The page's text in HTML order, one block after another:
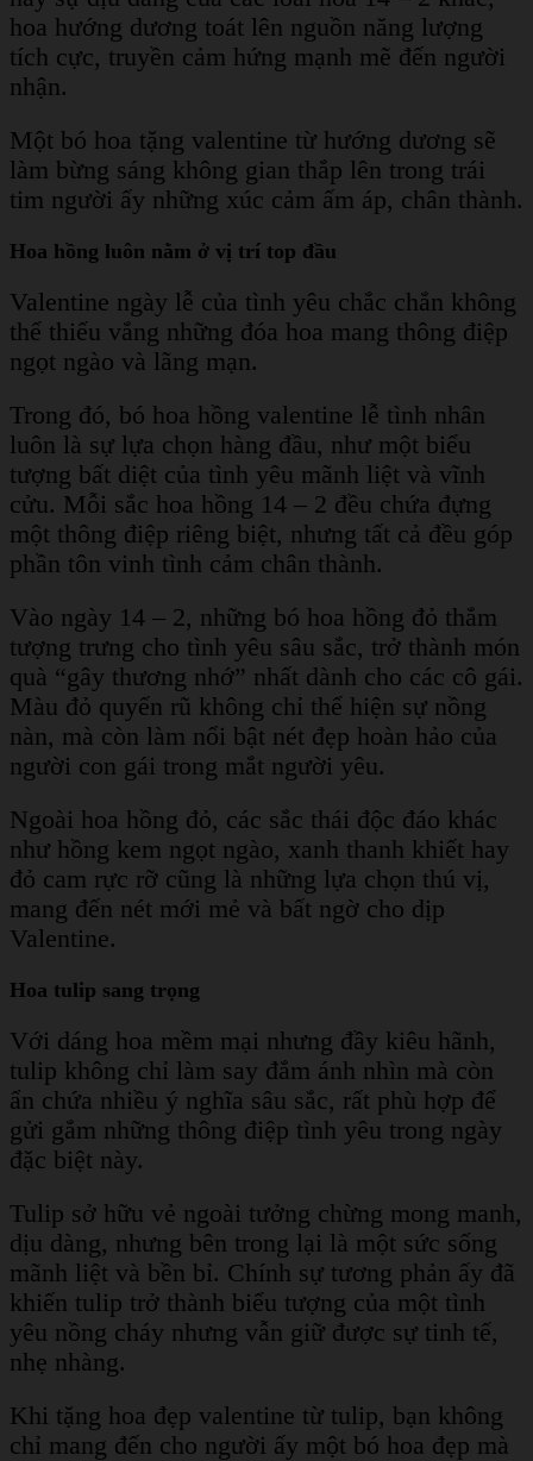
hoa hướng dương toát lên nguồn năng lượng
tích cực, truyền cảm hứng mạnh mẽ đến người
nhận.
Một bó hoa tặng valentine từ hướng dương sẽ
làm bừng sáng không gian thắp lên trong trái
tim người ấy những xúc cảm ấm áp, chân thành.
Hoa hồng luôn nằm ở vị trí top đầu
Valentine ngày lễ của tình yêu chắc chắn không
thể thiếu vắng những đóa hoa mang thông điệp
ngọt ngào và lãng mạn.
Trong đó, bó hoa hồng valentine lễ tình nhân
luôn là sự lựa chọn hàng đầu, như một biểu
tượng bất diệt của tình yêu mãnh liệt và vĩnh
cửu. Mỗi sắc hoa hồng 14 – 2 đều chứa đựng
một thông điệp riêng biệt, nhưng tất cả đều góp
phần tôn vinh tình cảm chân thành.
Vào ngày 14 – 2, những bó hoa hồng đỏ thắm
tượng trưng cho tình yêu sâu sắc, trở thành món
quà “gây thương nhớ” nhất dành cho các cô gái.
Màu đỏ quyến rũ không chỉ thể hiện sự nồng
nàn, mà còn làm nổi bật nét đẹp hoàn hảo của
người con gái trong mắt người yêu.
Ngoài hoa hồng đỏ, các sắc thái độc đáo khác
như hồng kem ngọt ngào, xanh thanh khiết hay
đỏ cam rực rỡ cũng là những lựa chọn thú vị,
mang đến nét mới mẻ và bất ngờ cho dịp
Valentine.
Hoa tulip sang trọng
Với dáng hoa mềm mại nhưng đầy kiêu hãnh,
tulip không chỉ làm say đắm ánh nhìn mà còn
ẩn chứa nhiều ý nghĩa sâu sắc, rất phù hợp để
gửi gắm những thông điệp tình yêu trong ngày
đặc biệt này.
Tulip sở hữu vẻ ngoài tưởng chừng mong manh,
dịu dàng, nhưng bên trong lại là một sức sống
mãnh liệt và bền bỉ. Chính sự tương phản ấy đã
khiến tulip trở thành biểu tượng của một tình
yêu nồng cháy nhưng vẫn giữ được sự tinh tế,
nhẹ nhàng.
Khi tặng hoa đẹp valentine từ tulip, bạn không
chỉ mang đến cho người ấy một bó hoa đẹp mà